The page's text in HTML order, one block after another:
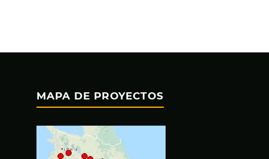
MAPA DE PROYECTOS